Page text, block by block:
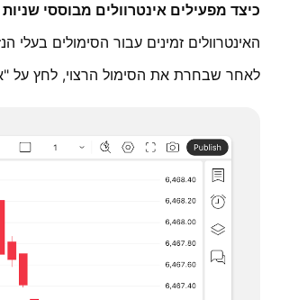
כיצד מפעילים אינטרוולים מבוססי שניות
האינטרוולים זמינים עבור הסימולים בעלי
לאחר שבחרת את הסימול הרצוי, לחץ על